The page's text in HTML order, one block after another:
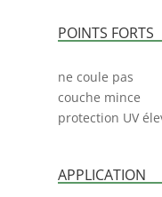
POINTS FORTS
ne coule pas
couche mince
protection UV
APPLICATION